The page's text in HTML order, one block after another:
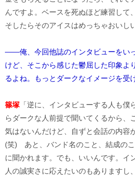
んですよ。ベースを死ぬほど練習して
そしたらそのアイスはめっちゃおいし
――俺、今回他誌のインタビューをい
けど、そこから感じた鬱屈した印象よ
るよね。もっとダークなイメージを受
篠塚 「逆に、インタビューする人も
らダークな人前提で聞いてくるから、
気はないんだけど、自ずと会話の内容
(笑) あと、バンド名のこと、結成の
に聞かれます。でも、いいんです。イ
人の誠実さに応えたいのもありますし